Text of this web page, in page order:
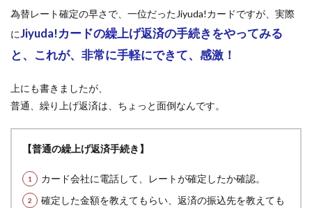
為替レート確定の早さで、一位だったJiyuda!カードですが、実際
にJiyuda!カードの繰上げ返済の手続きをやってみる
と、これが、非常に手軽にできて、感激！
上にも書きましたが、
普通、繰り上げ返済は、ちょっと面倒なんです。
【普通の繰上げ返済手続き】
カード会社に電話して、レートが確定したか確認。
確定した金額を教えてもらい、返済の振込先を教えても